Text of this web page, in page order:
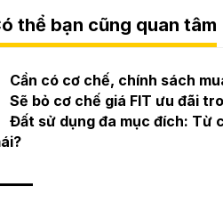
thể bạn cũng quan tâm
Cần có cơ chế, chính sách
Sẽ bỏ cơ chế giá FIT ưu đãi
Đất sử dụng đa mục đích: Từ